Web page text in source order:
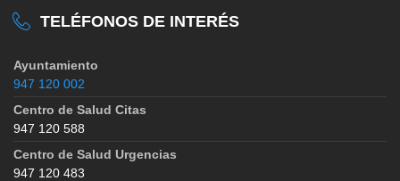
TELÉFONOS DE INTERÉS
Ayuntamiento
947 120 002
Centro de Salud Citas
947 120 588
Centro de Salud Urgencias
947 120 483